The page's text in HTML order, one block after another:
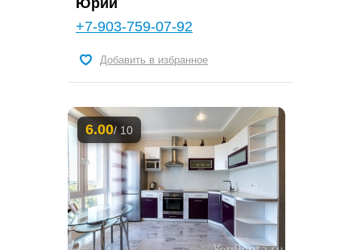
Юрий
+7-903-759-07-92
Добавить в избранное
6.00/ 10